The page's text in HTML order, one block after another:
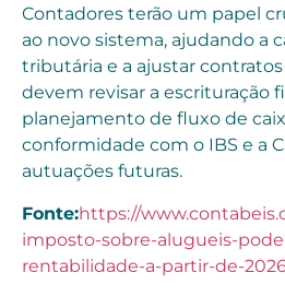
Contadores terão um papel
ao novo sistema, ajudando a
tributária e a ajustar
devem revisar a escrituração
planejamento de fluxo de
conformidade com o IBS e a
autuações futuras.
Fonte:https://
imposto-sobre-alugueis-
rentabilidade-a-partir-de-